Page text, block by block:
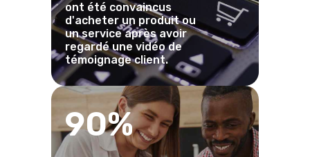
ont été convaincus
d'acheter un produit ou
un service après avoir
regardé une vidéo de
témoignage client.
90%